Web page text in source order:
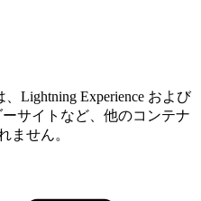
Lightning Experience および
サイトなど、他のコンテナ
ません。